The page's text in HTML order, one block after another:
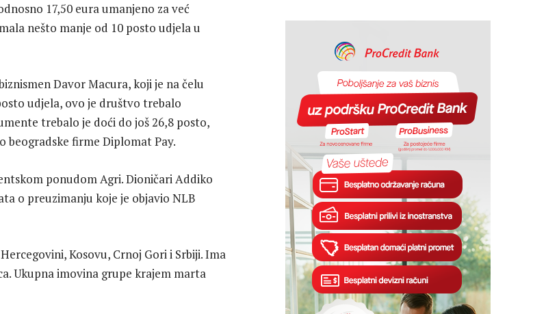
17,50 eura umanjeno za već
nešto manje od 10 posto udjela u
Davor Macura, koji je na čelu
udjela, ovo je društvo trebalo
trebalo je doći do još 26,8 posto,
beogradske firme Diplomat Pay.
ponudom Agri. Dioničari Addiko
o preuzimanju koje je objavio NLB
Kosovu, Crnoj Gori i Srbiji. Ima
Ukupna imovina grupe krajem marta